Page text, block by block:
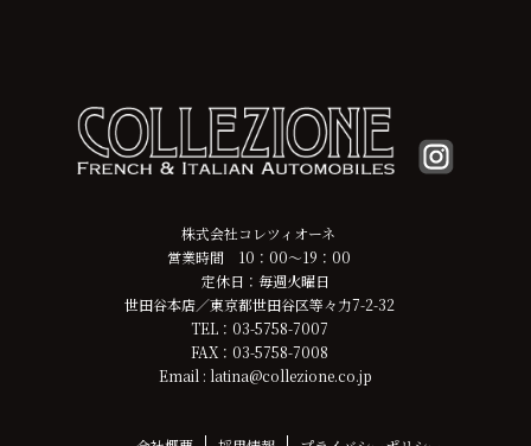
株式会社コレツィオーネ
営業時間 10：00～19：00
定休日：毎週火曜日
世田谷本店／東京都世田谷区等々力7-2-32
TEL：03-5758-7007
FAX：03-5758-7008
Email : latina@collezione.co.jp